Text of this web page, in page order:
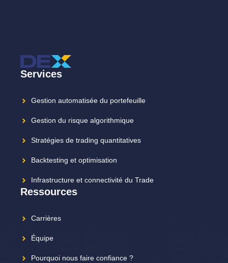
Services
Gestion automatisée du portefeuille
Gestion du risque algorithmique
Stratégies de trading quantitatives
Backtesting et optimisation
Infrastructure et connectivité du Trade
Ressources
Carrières
Équipe
Pourquoi nous faire confiance ?